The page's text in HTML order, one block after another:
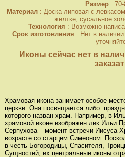
Размер: 70-
Материал: Доска липовая с
желтке, сусальное
Технология : Возможно
Срок изготовления : Нет в
Иконы сейчас нет в
Храмовая икона занимает особое
церкви. Она посвящается либо
которого назван храм. Например, в
храмовой иконе изображен лик Ильи
Серпухова – момент встречи Иисуса
возрасте со старцем Симеоном.
в честь Богородицы, Спасителя,
Сущностей, их центральные иконы